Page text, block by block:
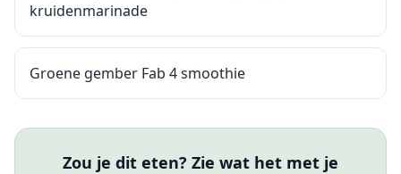
kruidenmarinade
Groene gember Fab 4 smoothie
Zou je dit eten? Zie wat het met je